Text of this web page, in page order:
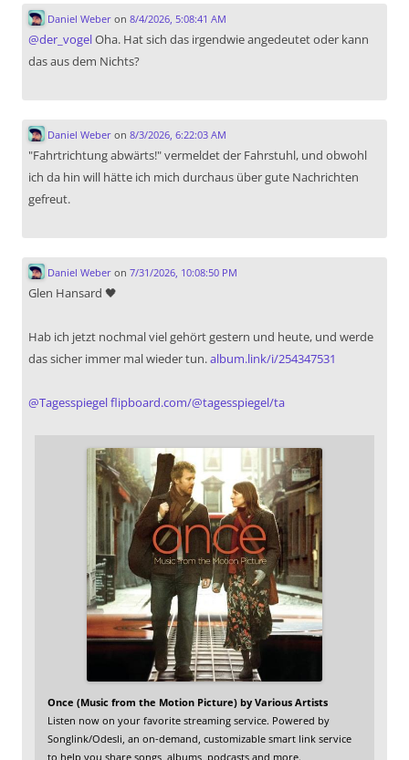
Daniel Weberon 8/4/2026, 5:08:41 AM
@der_vogelOha. Hat sich das irgendwie angedeutet oder kann
das aus dem Nichts?
Daniel Weberon 8/3/2026, 6:22:03 AM
"Fahrtrichtung abwärts!" vermeldet der Fahrstuhl, und obwohl
ich da hin will hätte ich mich durchaus über gute Nachrichten
gefreut.
Daniel Weberon 7/31/2026, 10:08:50 PM
Glen Hansard 🖤
Hab ich jetzt nochmal viel gehört gestern und heute, und werde
das sicher immer mal wieder tun.album.link/i/254347531
@Tagesspiegelflipboard.com/@tagesspiegel/ta
Once (Music from the Motion Picture) by Various Artists
Listen now on your favorite streaming service. Powered by
Songlink/Odesli, an on-demand, customizable smart link service
to help you share songs, albums, podcasts and more.